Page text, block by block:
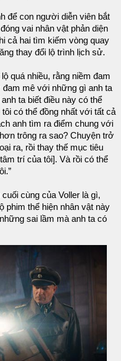
để con người diễn viên bắt
vai nhân vật phản diện
cả hai tìm kiếm vòng quay
thay đổi lộ trình lịch sử.
quá nhiều, rằng niềm đam
mê với những gì anh ta
ta biết điều này có thể
có thể đồng nhất với tất cả
anh tìm ra điểm chung với
trông ra sao? Chuyện trở
ra, rồi thay thế mục tiêu
trí của tôi]. Và rồi có thể
cùng của Voller là gì,
phim thể hiện nhân vật này
sai lầm mà anh ta có